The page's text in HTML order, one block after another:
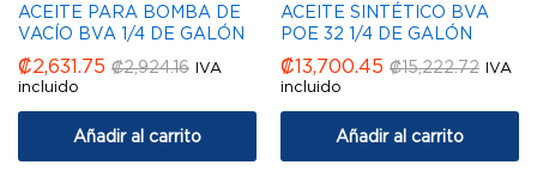
ACEITE PARA BOMBA DE
VACÍO BVA 1/4 DE GALÓN
₡2,631.75 ₡2,924.16 IVA
incluido
Añadir al carrito
ACEITE SINTÉTICO BVA
POE 32 1/4 DE GALÓN
₡13,700.45 ₡15,222.72 IVA
incluido
Añadir al carrito